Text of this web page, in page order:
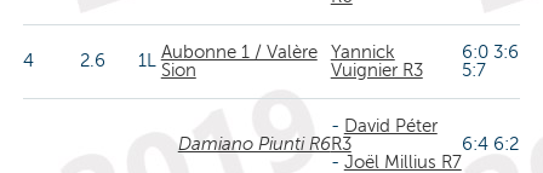
4 2.6 1LAubonne 1 / Valère
Sion
Yannick
Vuignier R3
6:0 3:6
5:7
Damiano Piunti R6
- David Péter
R3
- Joël Millius R7
6:4 6:2